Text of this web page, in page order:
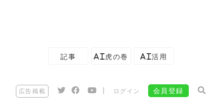
記事 AI虎の巻 AI活用
広告掲載 ログイン 会員登録